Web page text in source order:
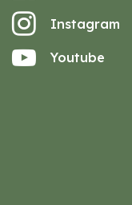
Instagram
Youtube